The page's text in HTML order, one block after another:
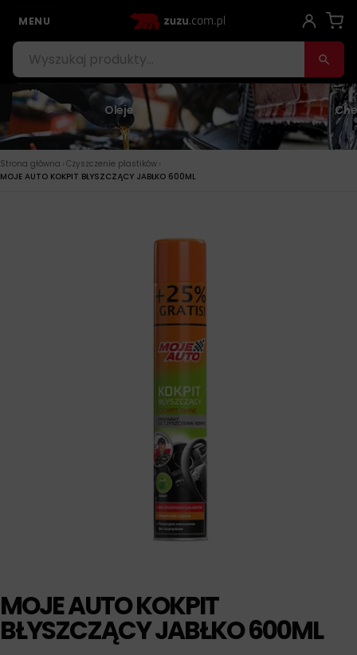
MENU
Oleje
Strona główna › Czyszczenie plastików ›
MOJE AUTO KOKPIT BŁYSZCZĄCY JABŁKO 600ML
MOJE AUTO KOKPIT
BŁYSZCZĄCY JABŁKO 600ML